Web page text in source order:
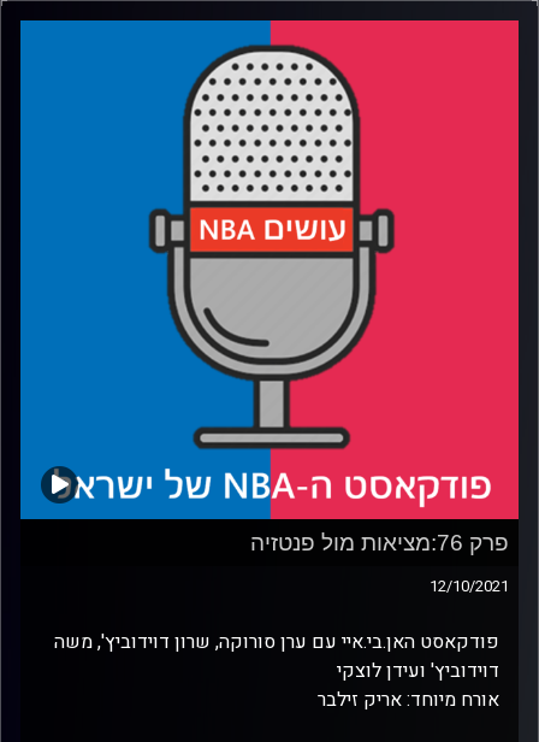
פרק 76:מציאות מול פנטזיה
12/10/2021
פודקאסט האן.בי.איי עם ערן סורוקה, שרון דוידוביץ', משה
דוידוביץ' ועידן לוצקי
אורח מיוחד: אריק זילבר